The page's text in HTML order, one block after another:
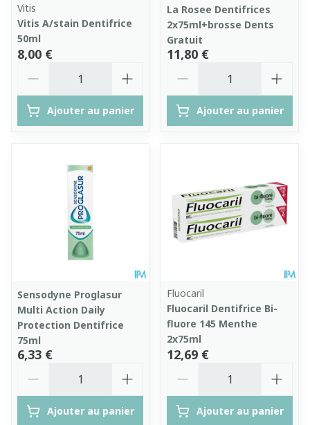
Vitis
Vitis A/stain Dentifrice
50ml
8,00 €
Ajouter au panier
La Rosee Dentifrices
2x75ml+brosse Dents
Gratuit
11,80 €
Ajouter au panier
Sensodyne Proglasur
Multi Action Daily
Protection Dentifrice
75ml
6,33 €
Ajouter au panier
Fluocaril
Fluocaril Dentifrice Bi-
fluore 145 Menthe
2x75ml
12,69 €
Ajouter au panier